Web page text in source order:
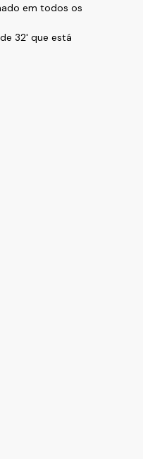
em todos os
32' que está
cooktop e coifa;
giratória pra
no balcão;
Informações e
!!!